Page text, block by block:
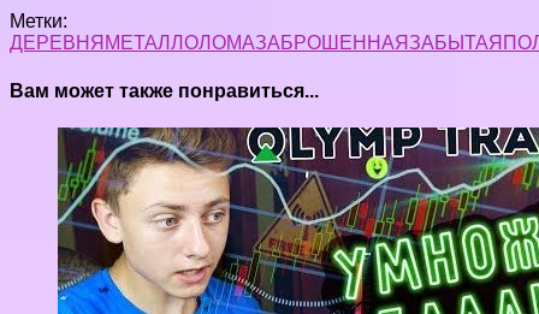
Метки:
ДЕРЕВНЯМЕТАЛЛОЛОМАЗАБРОШЕННАЯЗАБЫТАЯ
Вам может также понравиться...